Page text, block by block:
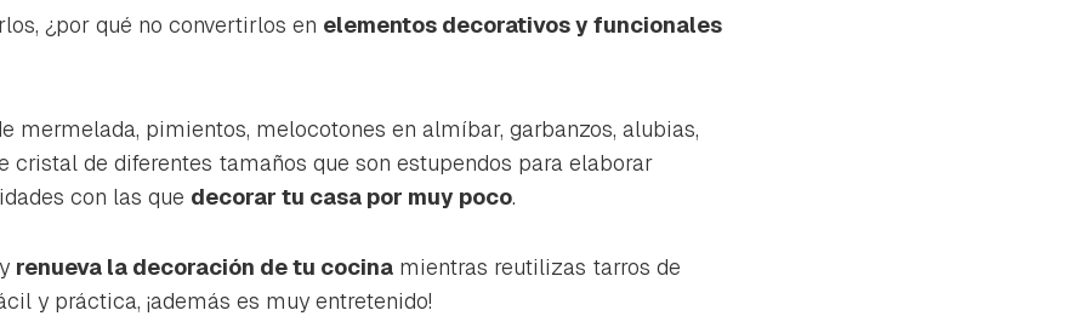
INICIAR SESIÓN
¿por qué no convertirlos en elementos decorativos y funcionales
mermelada, pimientos, melocotones en almíbar, garbanzos, alubias,
cristal de diferentes tamaños que son estupendos para elaborar
con las que decorar tu casa por muy poco.
renueva la decoración de tu cocina mientras reutilizas tarros de
y práctica, ¡además es muy entretenido!
Contenido enviado
ACEPTAR